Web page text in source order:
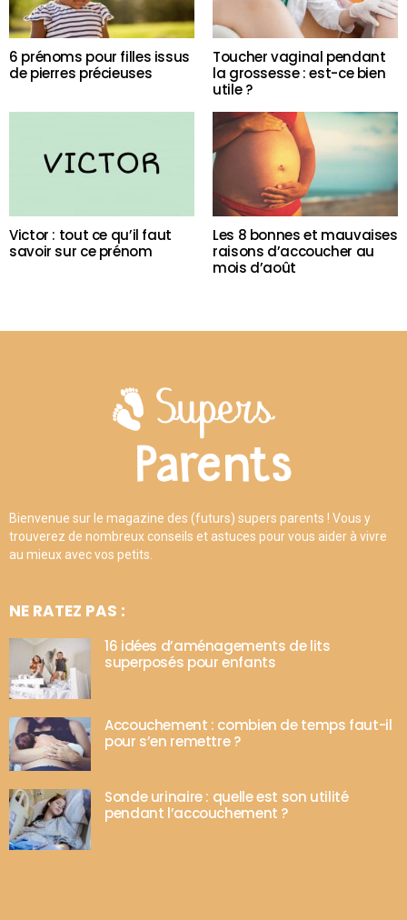
6 prénoms pour filles issus
de pierres précieuses
Toucher vaginal pendant
la grossesse : est-ce bien
utile ?
Victor : tout ce qu’il faut
savoir sur ce prénom
Les 8 bonnes et mauvaises
raisons d’accoucher au
mois d’août
Bienvenue sur le magazine des (futurs) supers parents ! Vous y
trouverez de nombreux conseils et astuces pour vous aider à vivre
au mieux avec vos petits.
NE RATEZ PAS :
16 idées d’aménagements de lits
superposés pour enfants
Accouchement : combien de temps faut-il
pour s’en remettre ?
Sonde urinaire : quelle est son utilité
pendant l’accouchement ?